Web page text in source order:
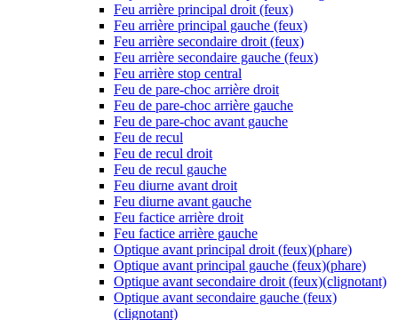
Feu arrière principal droit (feux)
Feu arrière principal gauche (feux)
Feu arrière secondaire droit (feux)
Feu arrière secondaire gauche (feux)
Feu arrière stop central
Feu de pare-choc arrière droit
Feu de pare-choc arrière gauche
Feu de pare-choc avant gauche
Feu de recul
Feu de recul droit
Feu de recul gauche
Feu diurne avant droit
Feu diurne avant gauche
Feu factice arrière droit
Feu factice arrière gauche
Optique avant principal droit (feux)(phare)
Optique avant principal gauche (feux)(phare)
Optique avant secondaire droit (feux)(clignotant)
Optique avant secondaire gauche (feux)
(clignotant)